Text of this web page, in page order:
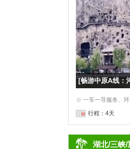
行程：4天
湖北/三峡/